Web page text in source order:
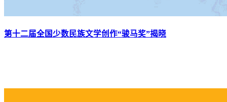
第十二届全国少数民族文学创作“骏马奖”揭晓